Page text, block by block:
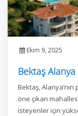
Ekim 9, 2025
Bektaş,
öne çıkan
isteyenler için